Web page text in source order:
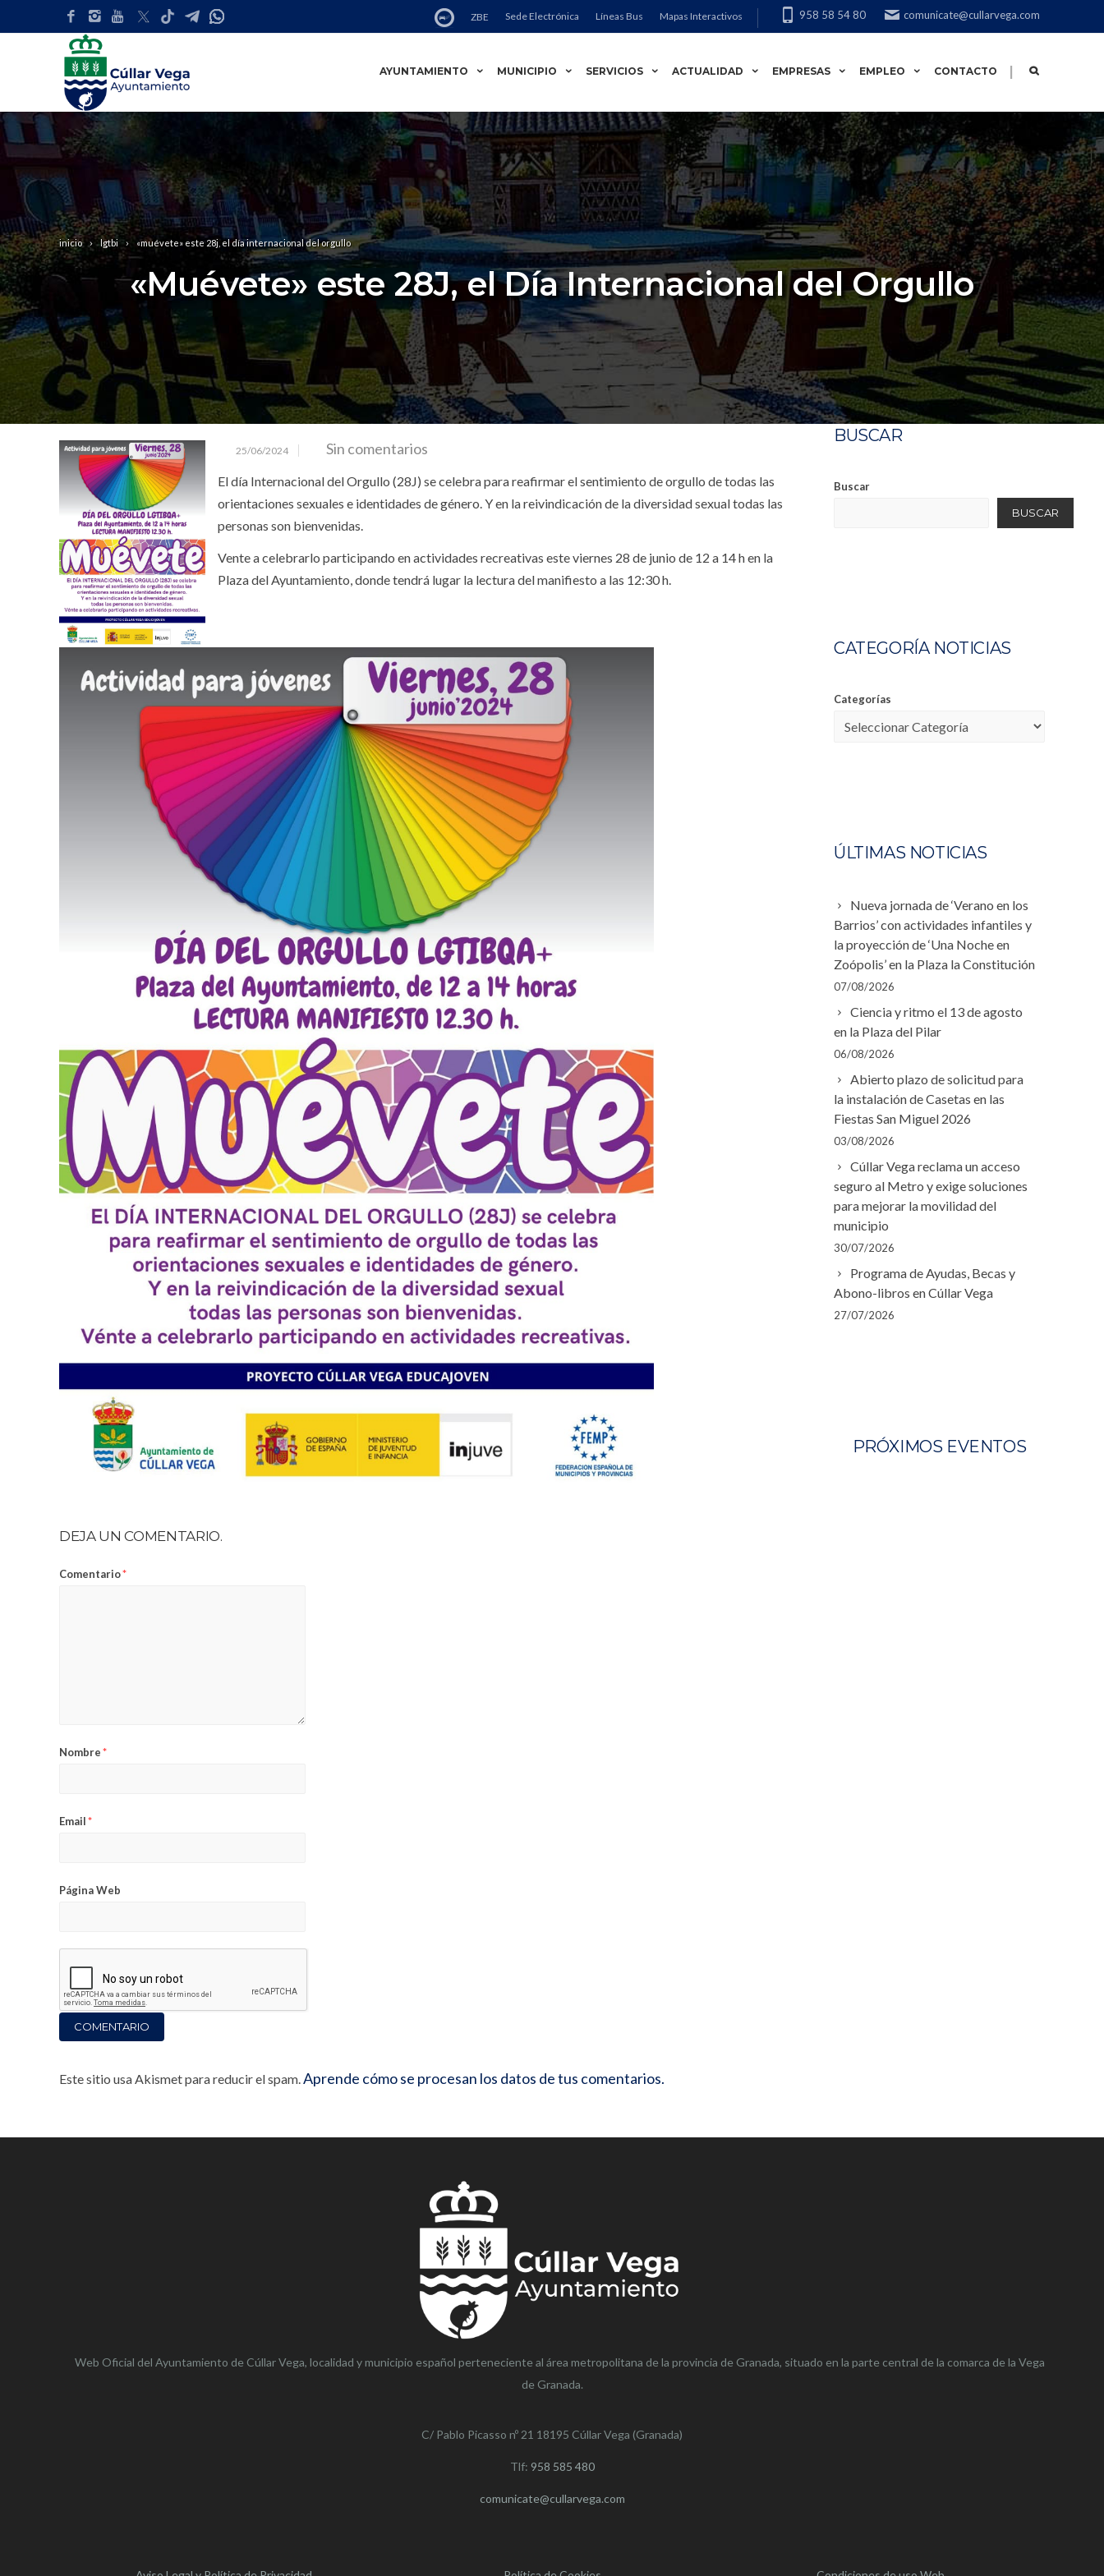
comunicate@cullarvega.com
958 58 54 80
ZBE Sede Electrónica Líneas Bus Mapas Interactivos
AYUNTAMIENTO MUNICIPIO SERVICIOS ACTUALIDAD EMPRESAS EMPLEO CONTACTO |
inicio lgtbi «muévete» este 28j, el día internacional del orgullo
«Muévete» este 28J, el Día Internacional del Orgullo
25/06/2024 Sin comentarios
El día Internacional del Orgullo (28J) se celebra para reafirmar el sentimiento de orgullo de todas las
orientaciones sexuales e identidades de género. Y en la reivindicación de la diversidad sexual todas las
personas son bienvenidas.
Vente a celebrarlo participando en actividades recreativas este viernes 28 de junio de 12 a 14 h en la
Plaza del Ayuntamiento, donde tendrá lugar la lectura del manifiesto a las 12:30 h.
DEJA UN COMENTARIO.
Comentario*
Nombre*
Email*
Página Web
Este sitio usa Akismet para reducir el spam.Aprende cómo se procesan los datos de tus comentarios.
BUSCAR
Buscar
BUSCAR
CATEGORÍA NOTICIAS
Categorías
ÚLTIMAS NOTICIAS
Nueva jornada de ‘Verano en los
Barrios’ con actividades infantiles y
la proyección de ‘Una Noche en
Zoópolis’ en la Plaza la Constitución
07/08/2026
Ciencia y ritmo el 13 de agosto
en la Plaza del Pilar
06/08/2026
Abierto plazo de solicitud para
la instalación de Casetas en las
Fiestas San Miguel 2026
03/08/2026
Cúllar Vega reclama un acceso
seguro al Metro y exige soluciones
para mejorar la movilidad del
municipio
30/07/2026
Programa de Ayudas, Becas y
Abono-libros en Cúllar Vega
27/07/2026
PRÓXIMOS EVENTOS
Web Oficial del Ayuntamiento de Cúllar Vega, localidad y municipio español perteneciente al área metropolitana de la provincia de Granada, situado en la parte central de la comarca de la Vega
de Granada.
C/ Pablo Picasso nº 21 18195 Cúllar Vega (Granada)
Tlf: 958 585 480
comunicate@cullarvega.com